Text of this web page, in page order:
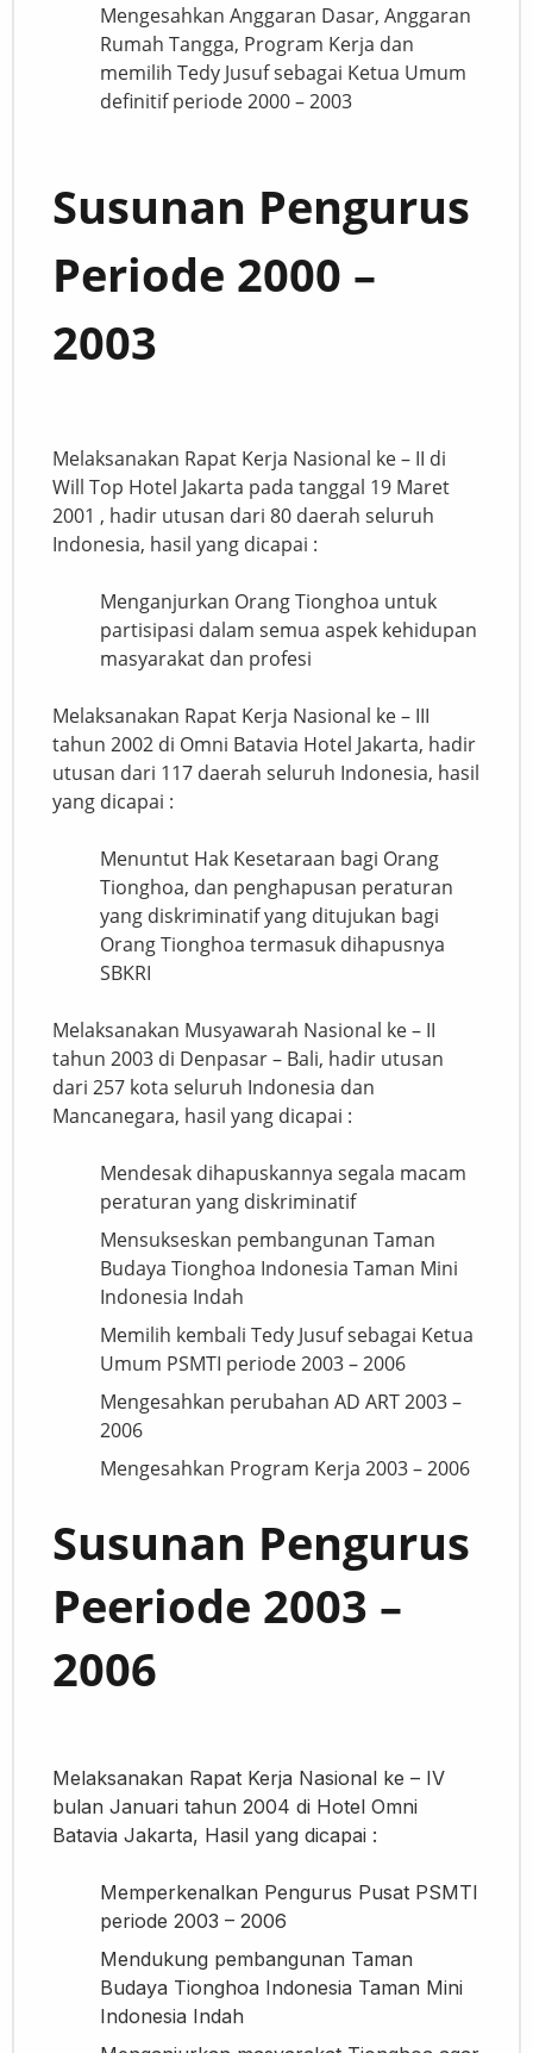
Mengesahkan Anggaran Dasar, Anggaran
Rumah Tangga, Program Kerja dan
memilih Tedy Jusuf sebagai Ketua Umum
definitif periode 2000 – 2003
Susunan Pengurus
Periode 2000 –
2003
Melaksanakan Rapat Kerja Nasional ke – II di
Will Top Hotel Jakarta pada tanggal 19 Maret
2001 , hadir utusan dari 80 daerah seluruh
Indonesia, hasil yang dicapai :
Menganjurkan Orang Tionghoa untuk
partisipasi dalam semua aspek kehidupan
masyarakat dan profesi
Melaksanakan Rapat Kerja Nasional ke – III
tahun 2002 di Omni Batavia Hotel Jakarta, hadir
utusan dari 117 daerah seluruh Indonesia, hasil
yang dicapai :
Menuntut Hak Kesetaraan bagi Orang
Tionghoa, dan penghapusan peraturan
yang diskriminatif yang ditujukan bagi
Orang Tionghoa termasuk dihapusnya
SBKRI
Melaksanakan Musyawarah Nasional ke – II
tahun 2003 di Denpasar – Bali, hadir utusan
dari 257 kota seluruh Indonesia dan
Mancanegara, hasil yang dicapai :
Mendesak dihapuskannya segala macam
peraturan yang diskriminatif
Mensukseskan pembangunan Taman
Budaya Tionghoa Indonesia Taman Mini
Indonesia Indah
Memilih kembali Tedy Jusuf sebagai Ketua
Umum PSMTI periode 2003 – 2006
Mengesahkan perubahan AD ART 2003 –
2006
Mengesahkan Program Kerja 2003 – 2006
Susunan Pengurus
Peeriode 2003 –
2006
Melaksanakan Rapat Kerja Nasional ke – IV
bulan Januari tahun 2004 di Hotel Omni
Batavia Jakarta, Hasil yang dicapai :
Memperkenalkan Pengurus Pusat PSMTI
periode 2003 – 2006
Mendukung pembangunan Taman
Budaya Tionghoa Indonesia Taman Mini
Indonesia Indah